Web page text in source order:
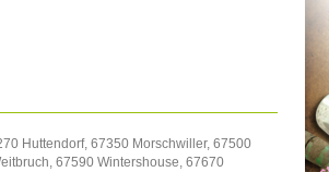
Huttendorf, 67350 Morschwiller, 67500
67590 Wintershouse, 67670